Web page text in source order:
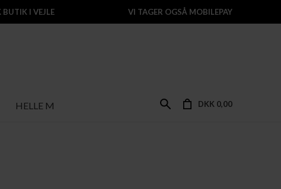
BUTIK I VEJLE VI TAGER OGSÅ MOBILEPAY
HELLE M DKK 0,00